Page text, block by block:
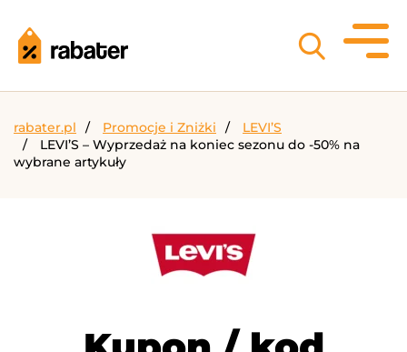
rabater.pl Promocje i Zniżki
LEVI’S
LEVI’S – Wyprzedaż na koniec sezonu do -50% na
wybrane artykuły